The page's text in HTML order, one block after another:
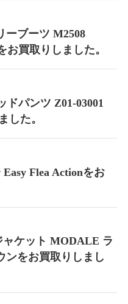
ーブーツ M2508
買取りしました。
ドパンツ Z01-03001
した。
Flea Actionをお
ケット MODALE ラ
ンをお買取りしまし